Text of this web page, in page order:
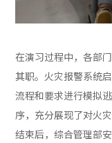
在演习过程中，各部
其职。火灾报警系统
流程和要求进行模拟
序，充分展现了对火
结束后，综合管理部